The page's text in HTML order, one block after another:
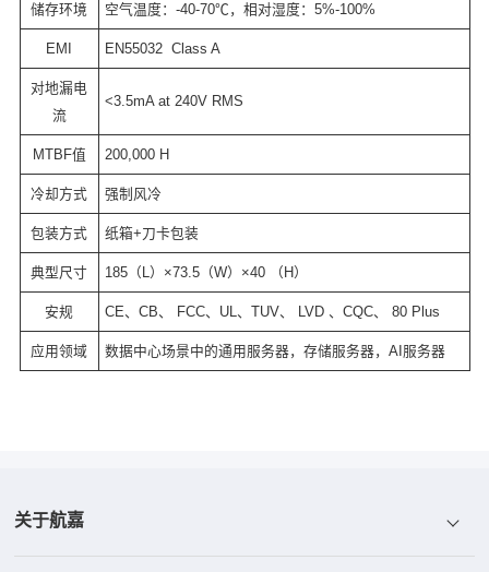
储存环境 空气温度：-40-70℃，相对湿度：5%-100%
EMI EN55032 Class A
对地漏电
流
<3.5mA at 240V RMS
MTBF值 200,000 H
冷却方式 强制风冷
包装方式 纸箱+刀卡包装
典型尺寸 185（L）×73.5（W）×40 （H）
安规 CE、CB、 FCC、UL、TUV、 LVD 、CQC、 80 Plus
应用领域 数据中心场景中的通用服务器，存储服务器，AI服务器
关于航嘉